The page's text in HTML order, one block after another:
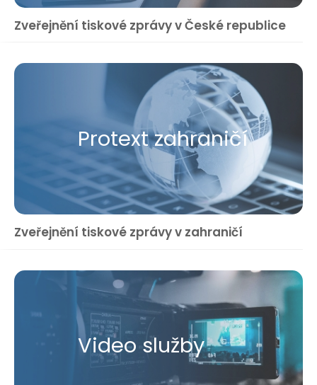
Zveřejnění tiskové zprávy v České republice
Protext zahraničí
Zveřejnění tiskové zprávy v zahraničí
Video služby